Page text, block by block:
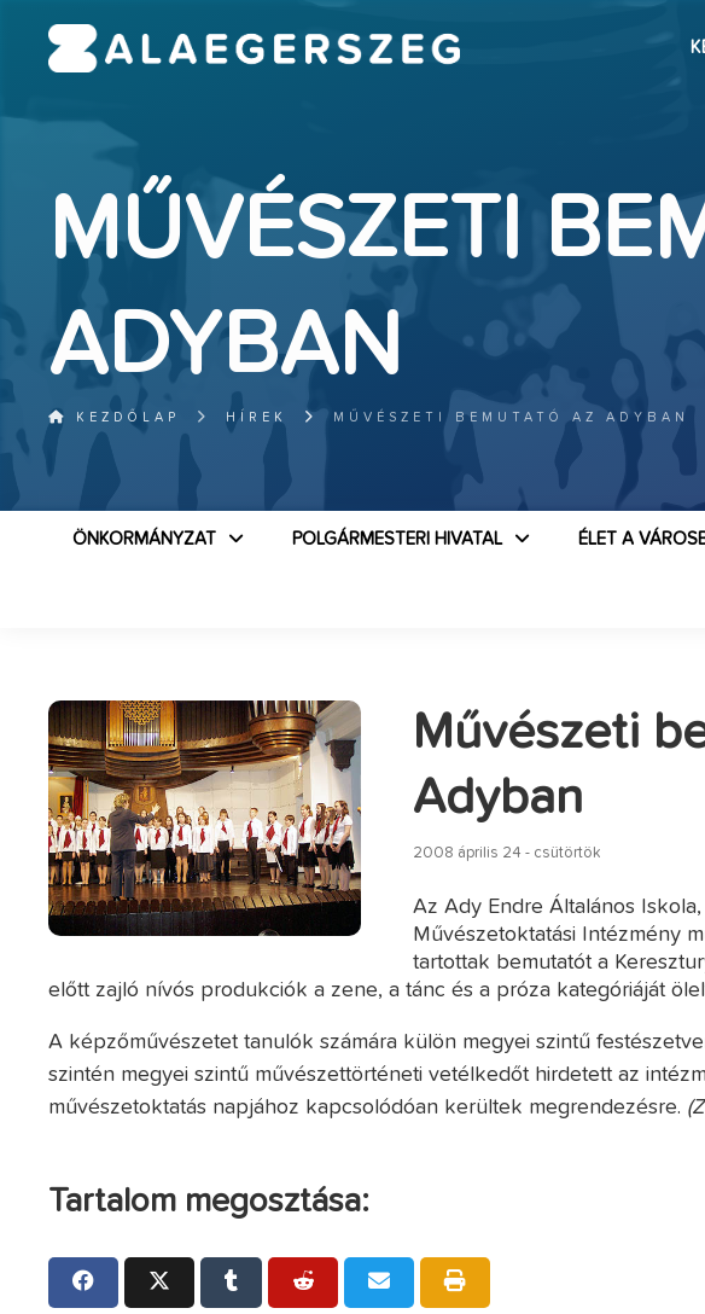
MŰVÉSZETI
ADYBAN
KEZDŐLAP HÍREK MŰVÉSZETI BEMUTATÓ AZ ADYBAN
ÖNKORMÁNYZAT POLGÁRMESTERI HIVATAL ÉLET A
Művészeti
Adyban
2008 április 24 - csütörtök
Az Ady Endre Általános
Művészetoktatási Intézmény
tartottak bemutatót a
előtt zajló nívós produkciók a zene, a tánc és a próza kategóriáját
A képzőművészetet tanulók számára külön megyei szintű
szintén megyei szintű művészettörténeti vetélkedőt hirdetett az
művészetoktatás napjához kapcsolódóan kerültek megrendezésre.
Tartalom megosztása: